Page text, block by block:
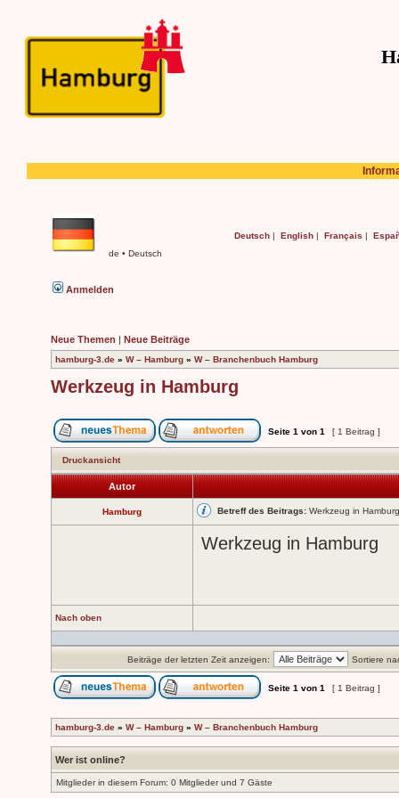
de • Deutsch
Deutsch | English | Français |
Anmelden
Neue Themen | Neue Beiträge
hamburg-3.de » W – Hamburg » W – Branchenbuch Hamburg
Werkzeug in Hamburg
Seite 1 von 1 [ 1 Beitrag ]
Druckansicht
Autor
Hamburg Betreff des Beitrags: Werkzeug in Hamburg
Werkzeug in Hamburg
Nach oben
Beiträge der letzten Zeit anzeigen: Sortiere
Seite 1 von 1 [ 1 Beitrag ]
hamburg-3.de » W – Hamburg » W – Branchenbuch Hamburg
Wer ist online?
Mitglieder in diesem Forum: 0 Mitglieder und 7 Gäste